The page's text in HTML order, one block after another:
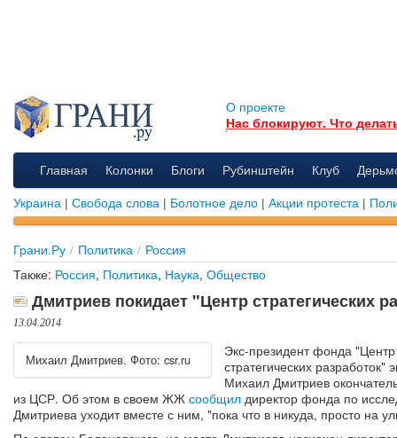
О проекте
Нас блокируют. Что
Главная Колонки Блоги Рубинштейн Клуб
Украина | Свобода слова | Болотное дело | Акции протеста |
Грани.Ру / Политика / Россия
Также: Россия, Политика, Наука, Общество
Дмитриев покидает "Центр стратегических
13.04.2014
Михаил Дмитриев. Фото: csr.ru
Экс-президент фонда "Центр
стратегических разработок"
Михаил Дмитриев
из ЦСР. Об этом в своем ЖЖ сообщил директор фонда по
Дмитриева уходит вместе с ним, "пока что в никуда, просто на